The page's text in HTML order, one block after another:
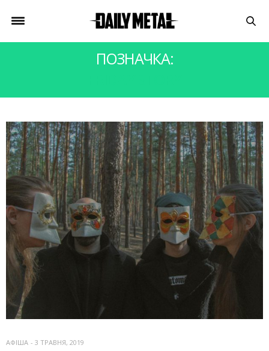
ПОЗНАЧКА:
АФІША - 3 ТРАВНЯ, 2019